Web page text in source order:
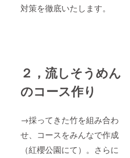
対策を徹底いたします。
２，流しそうめん
のコース作り
→採ってきた竹を組み合わ
せ、コースをみんなで作成
（紅櫻公園にて）。さらに